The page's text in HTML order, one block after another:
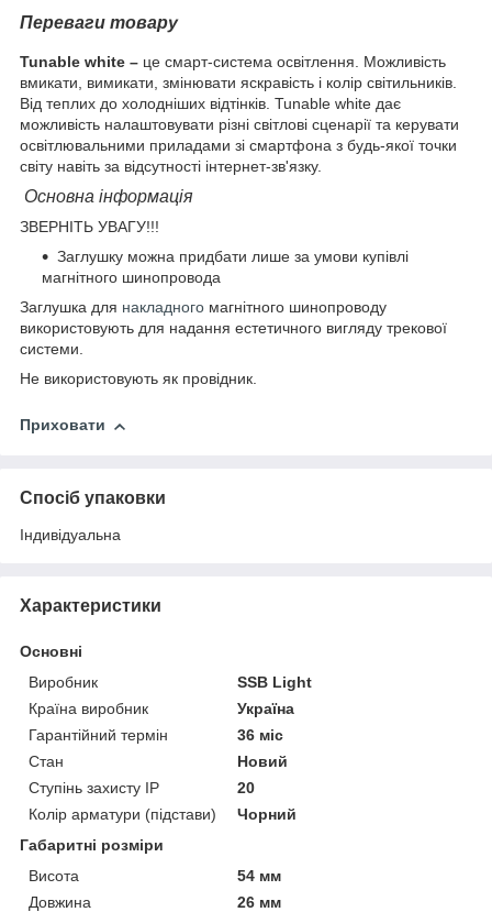
Переваги товару
Tunable white – це смарт-система освітлення. Можливість
вмикати, вимикати, змінювати яскравість і колір світильників.
Від теплих до холодніших відтінків. Tunable white дає
можливість налаштовувати різні світлові сценарії та керувати
освітлювальними приладами зі смартфона з будь-якої точки
світу навіть за відсутності інтернет-зв'язку.
Основна інформація
ЗВЕРНІТЬ УВАГУ!!!
Заглушку можна придбати лише за умови купівлі
магнітного шинопровода
Заглушка для накладного магнітного шинопроводу
використовують для надання естетичного вигляду трекової
системи.
Не використовують як провідник.
Приховати
Спосіб упаковки
Індивідуальна
Характеристики
Основні
Виробник
SSB Light
Країна виробник
Україна
Гарантійний термін
36 міс
Стан
Новий
Ступінь захисту IP
20
Колір арматури (підстави)
Чорний
Габаритні розміри
Висота
54 мм
Довжина
26 мм